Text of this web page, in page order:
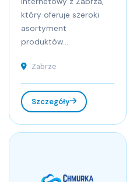
który oferuje szeroki
asortyment
produktów...
Zabrze
Szczegóły